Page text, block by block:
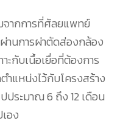
จากการที่ศัลยแพทย์
านการผ่าตัดส่องกล้อง
ะกับเนื้อเยื่อที่ต้องการ
ำแหน่งไว้กับโครงสร้าง
ประมาณ 6 ถึง 12 เดือน
อง